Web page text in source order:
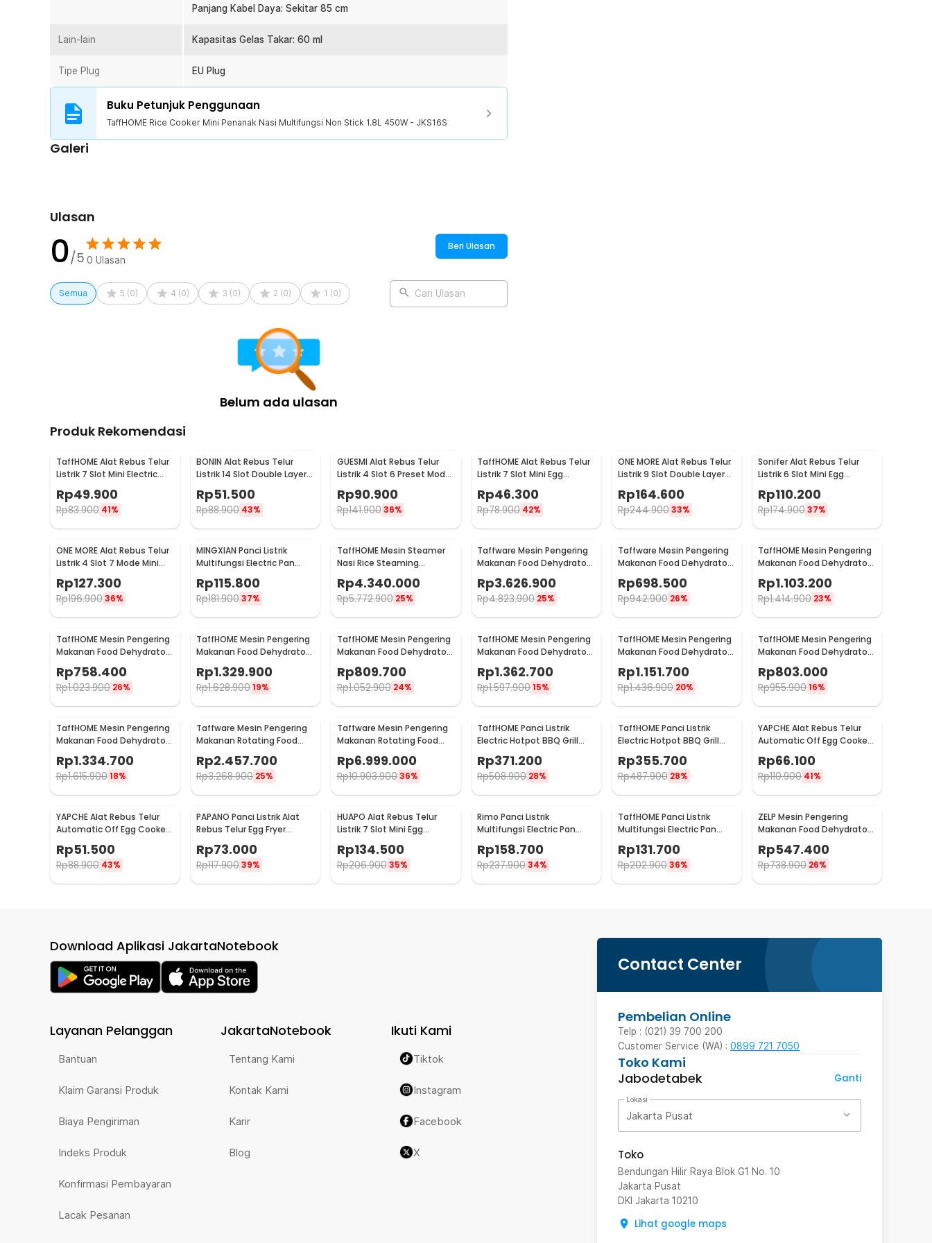
cooker ini mampu memasak nasi dalam waktu sekitar 30 menit. proses memasak jadi lebih cepat
Rincian yang Anda dapatkan untuk pembelian produk ini:
1 x Tutup
1 x Kabel Daya
1 x Gelas Takar
1 x Panduan Penggunaan
Panjang Kabel Daya: Sekitar 85 cm
Lain-lain Kapasitas Gelas Takar: 60 ml
Tipe Plug EU Plug
Buku Petunjuk Penggunaan
TaffHOME Rice Cooker Mini Penanak Nasi Multifungsi Non Stick 1.8L 450W - JKS16S
Galeri
Ulasan
0/5 0 Ulasan
Beri Ulasan
Semua 5 (0) 4 (0) 3 (0) 2 (0) 1 (0) Cari Ulasan
Belum ada ulasan
Produk Rekomendasi
TaffHOME Alat Rebus Telur
Listrik 7 Slot Mini Electric
Rp49.900
Rp83.900 41%
BONIN Alat Rebus Telur
Listrik 14 Slot Double Layer
Rp51.500
Rp88.900 43%
GUESMI Alat Rebus Telur
Listrik 4 Slot 6 Preset Mode
Rp90.900
Rp141.900 36%
TaffHOME Alat Rebus Telur
Listrik 7 Slot Mini Egg
Cooker 350W - BN-10
Rp46.300
Rp78.900 42%
ONE MORE Alat Rebus Telur
Listrik 9 Slot Double Layer
Egg Cooker 300W - LG-803
Rp164.600
Rp244.900 33%
Sonifer Alat Rebus Telur
Listrik 6 Slot Mini Egg
Rp110.200
Rp174.90037%
ONE MORE Alat Rebus Telur
Listrik 4 Slot 7 Mode Mini
Egg Cooker 300W - LG-803
Rp127.300
Rp196.900 36%
MINGXIAN Panci Listrik
Multifungsi Electric Pan
NonStick 1.7L 400-800W -
MX-22
Rp115.800
Rp181.90037%
TaffHOME Mesin Steamer
Nasi Rice Steaming
Cabinet 12 Tray 180 People
- SL-12
Rp4.340.000
Rp5.772.900 25%
Taffware Mesin Pengering
Makanan Food Dehydrator
20 Layer 220V 2300W - LT-
39
Rp3.626.900
Rp4.823.900 25%
Taffware Mesin Pengering
Makanan Food Dehydrator
6 Layer 400W - LT50
Rp698.500
Rp942.900 26%
TaffHOME Mesin Pengering
Makanan Food Dehydrator
Touch Panel 12 Layer - LT55
Rp1.103.200
Rp1.414.900 23%
TaffHOME Mesin Pengering
Makanan Food Dehydrator
Touch Panel 6 Layer - LT55
Rp758.400
Rp1.023.900 26%
TaffHOME Mesin Pengering
Makanan Food Dehydrator
Touch Panel 18 Layer - LT60
Rp1.329.900
Rp1.628.90019%
TaffHOME Mesin Pengering
Makanan Food Dehydrator
Touch Panel 8 Layer - LT60
Rp809.700
Rp1.052.900 24%
TaffHOME Mesin Pengering
Makanan Food Dehydrator
Touch Panel 18 Layer - LT65
Rp1.362.700
Rp1.597.90015%
TaffHOME Mesin Pengering
Makanan Food Dehydrator
Rp1.151.700
Rp1.436.900 20%
TaffHOME Mesin Pengering
Makanan Food Dehydrator
8 Layer 220V 400W - LT70
Rp803.000
Rp955.90016%
TaffHOME Mesin Pengering
Makanan Food Dehydrator
18 Layer 220V 800W - LT75
Rp1.334.700
Rp1.615.900 18%
Taffware Mesin Pengering
Makanan Rotating Food
LT80
Rp2.457.700
Rp3.268.900 25%
Taffware Mesin Pengering
Makanan Rotating Food
Dehydrator 40 Layer - LT85
Rp6.999.000
Rp10.903.900 36%
TaffHOME Panci Listrik
Electric Hotpot BBQ Grill
2in1 Non Stick 1300W - DYG-
03
Rp371.200
Rp508.900 28%
TaffHOME Panci Listrik
Electric Hotpot BBQ Grill
2in1 Non Stick 1300W - DYG-
05
Rp355.700
Rp487.900 28%
YAPCHE Alat Rebus Telur
Automatic Off Egg Cooker
220V 3 Layer - BN-30
Rp66.100
Rp110.900 41%
YAPCHE Alat Rebus Telur
Automatic Off Egg Cooker
Rp51.500
Rp88.900 43%
PAPANO Panci Listrik Alat
Rebus Telur Egg Fryer
Steamer 350W - DS-D10
Rp73.000
Rp117.90039%
HUAPO Alat Rebus Telur
Listrik 7 Slot Mini Egg
Cooker 200W - ZDQ-FX04
Rp134.500
Rp206.900 35%
Rimo Panci Listrik
Multifungsi Electric Pan
with Steamer 600W - SDD-
18D
Rp158.700
Rp237.90034%
TaffHOME Panci Listrik
Multifungsi Electric Pan
NonStick 1.7L 700W - JKS18
Rp131.700
Rp202.900 36%
ZELP Mesin Pengering
Makanan Food Dehydrator
- RZ-166
Rp547.400
Rp738.900 26%
Contact Center
Pembelian Online
Telp : (021) 39 700 200
Customer Service (WA) : 0899 721 7050
Toko Kami
Jabodetabek
Ganti
Lokasi
Jakarta Pusat
Toko
Bendungan Hilir Raya Blok G1 No. 10
Jakarta Pusat
DKI Jakarta 10210
Lihat google maps
Download Aplikasi JakartaNotebook
Layanan Pelanggan
Bantuan
Klaim Garansi Produk
Biaya Pengiriman
Indeks Produk
Konfirmasi Pembayaran
Lacak Pesanan
JakartaNotebook
Tentang Kami
Kontak Kami
Karir
Blog
Ikuti Kami
Tiktok
Instagram
Facebook
X